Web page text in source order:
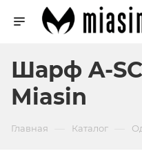
Шарф A-
Miasin
Главная Каталог